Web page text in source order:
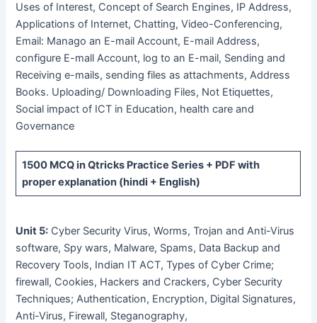
Uses of Interest, Concept of Search Engines, IP Address,
Applications of Internet, Chatting, Video-Conferencing,
Email: Manago an E-mail Account, E-mail Address,
configure E-mall Account, log to an E-mail, Sending and
Receiving e-mails, sending files as attachments, Address
Books. Uploading/ Downloading Files, Not Etiquettes,
Social impact of ICT in Education, health care and
Governance
1500 MCQin Qtricks Practice Series + PDF with
proper explanation (hindi + English)
Unit 5: Cyber Security Virus, Worms, Trojan and Anti-Virus
software, Spy wars, Malware, Spams, Data Backup and
Recovery Tools, Indian IT ACT, Types of Cyber Crime;
firewall, Cookies, Hackers and Crackers, Cyber Security
Techniques; Authentication, Encryption, Digital Signatures,
Anti-Virus, Firewall, Steganography,